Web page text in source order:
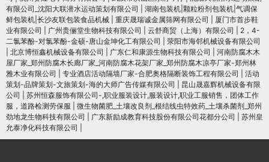
有限公司_沈阳大联潜水运动策划有限公司
湖南包装机|颗粒粉剂包装机|气调保
鲜包装机|长沙友联包装食品机械
重庆晟瑞诚金属筛网有限公司
厦门市首步鞋
业有限公司
广州贵俪堂生物科技有限公司 云舒商贸（上海）有限公司
2，4-
二氯苯酚-对氯苯酚-金硕-唐山金坤化工有限公司
荥阳市海邻机械设备有限公司
北京博恒鑫机械设备有限公司 广东仁和康源生物科技有限公司
河南防腐木木
屋厂家_郑州防腐木长廊厂家_河南防腐木花架厂家_郑州防腐木凉亭厂家-郑州林
雅木业有限公司
专业酒店活动隔墙厂家-合肥奥格隔断装饰工程有限公司
活动
策划-品牌策划-文旅策划-海的大师广告传媒有限公司
昆山晟嘉辉机械设备有限
公司
苏州恒森服饰有限公司-,职业服装设计,服装设计,职业工服销售，团体工作
服，道路检测劳保服
微生物菌肥_土壤改良剂_根结线虫特效药_土壤杀菌剂_郑州
劲地龙生物科技有限公司
广东新励成教育科技股份有限公司花都分公司
苏州皇
允泰净化科技有限公司